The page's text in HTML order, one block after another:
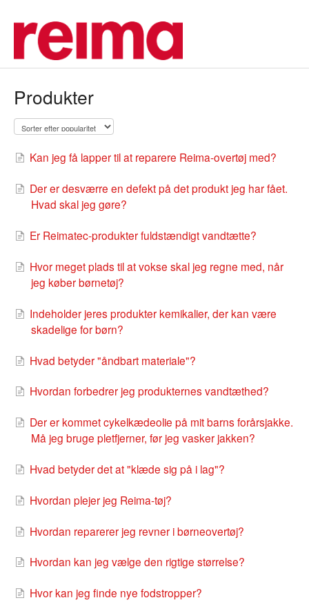
Produkter
Kan jeg få lapper til at reparere Reima-overtøj med?
Der er desværre en defekt på det produkt jeg har fået.
Hvad skal jeg gøre?
Er Reimatec-produkter fuldstændigt vandtætte?
Hvor meget plads til at vokse skal jeg regne med, når
jeg køber børnetøj?
Indeholder jeres produkter kemikalier, der kan være
skadelige for børn?
Hvad betyder "åndbart materiale"?
Hvordan forbedrer jeg produkternes vandtæthed?
Der er kommet cykelkædeolie på mit barns forårsjakke.
Må jeg bruge pletfjerner, før jeg vasker jakken?
Hvad betyder det at "klæde sig på i lag"?
Hvordan plejer jeg Reima-tøj?
Hvordan reparerer jeg revner i børneovertøj?
Hvordan kan jeg vælge den rigtige størrelse?
Hvor kan jeg finde nye fodstropper?